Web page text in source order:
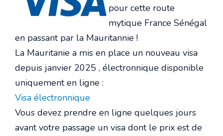
pour cette route
mytique France Sénégal
en passant par la Mauritannie !
La Mauritanie a mis en place un nouveau visa
depuis janvier 2025 , électronnique disponible
uniquement en ligne :
Visa électronnique
Vous devez prendre en ligne quelques jours
avant votre passage un visa dont le prix est de